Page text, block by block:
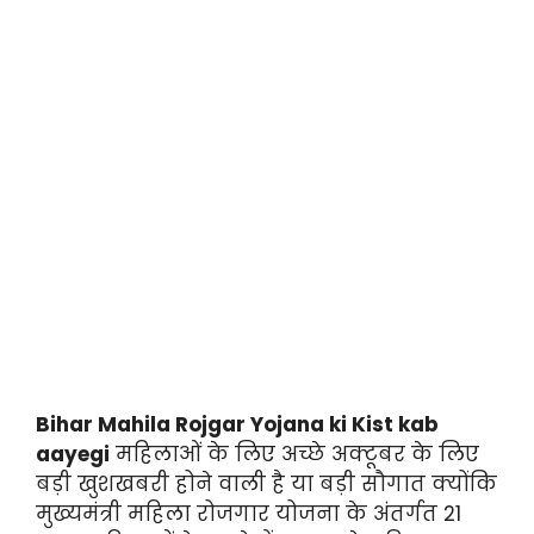
Bihar Mahila Rojgar Yojana ki Kist kab
aayegi महिलाओं के लिए अच्छे अक्टूबर के लिए
बड़ी खुशखबरी होने वाली है या बड़ी सौगात क्योंकि
मुख्यमंत्री महिला रोजगार योजना के अंतर्गत 21